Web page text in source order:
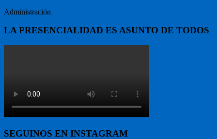
Administración
LA PRESENCIALIDAD ES ASUNTO DE TODOS
SEGUINOS EN INSTAGRAM